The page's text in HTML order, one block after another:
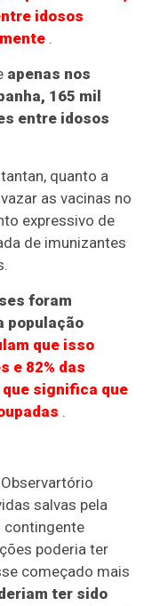
idosos
.
apenas nos
165 mil
entre idosos
quanto a
as vacinas no
expressivo de
de imunizantes
foram
população
que isso
e 82% das
significa que
.
salvas pela
contingente
poderia ter
começado mais
ter sido